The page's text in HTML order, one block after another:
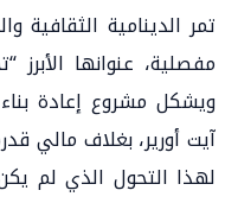
تمر الدينامية الثقافية
مفصلية، عنوانها
ويشكل مشروع إعادة
آيت أورير، بغلاف مالي
لهذا التحول الذي لم